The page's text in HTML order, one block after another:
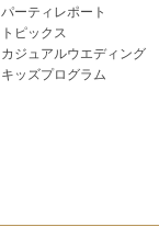
パーティレポート
トピックス
カジュアルウエディング
キッズプログラム